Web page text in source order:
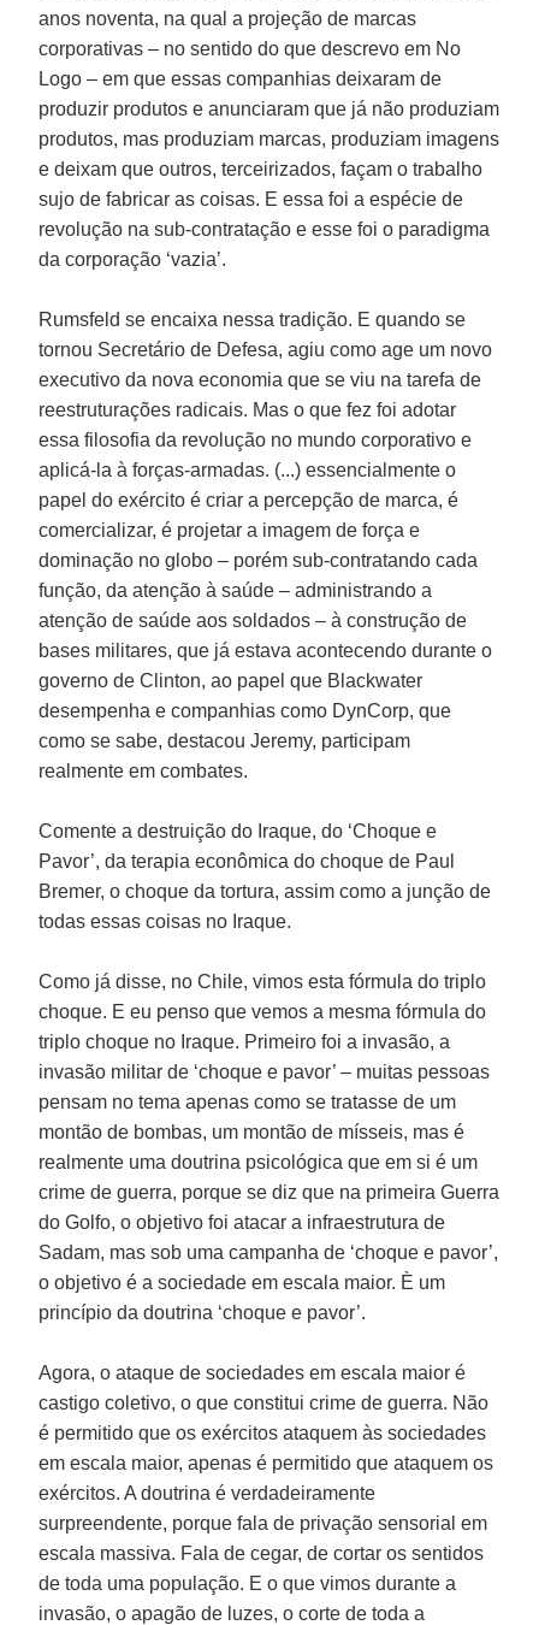
anos noventa, na qual a projeção de marcas
corporativas – no sentido do que descrevo em No
Logo – em que essas companhias deixaram de
produzir produtos e anunciaram que já não produziam
produtos, mas produziam marcas, produziam imagens
e deixam que outros, terceirizados, façam o trabalho
sujo de fabricar as coisas. E essa foi a espécie de
revolução na sub-contratação e esse foi o paradigma
da corporação ‘vazia’.
Rumsfeld se encaixa nessa tradição. E quando se
tornou Secretário de Defesa, agiu como age um novo
executivo da nova economia que se viu na tarefa de
reestruturações radicais. Mas o que fez foi adotar
essa filosofia da revolução no mundo corporativo e
aplicá-la à forças-armadas. (...) essencialmente o
papel do exército é criar a percepção de marca, é
comercializar, é projetar a imagem de força e
dominação no globo – porém sub-contratando cada
função, da atenção à saúde – administrando a
atenção de saúde aos soldados – à construção de
bases militares, que já estava acontecendo durante o
governo de Clinton, ao papel que Blackwater
desempenha e companhias como DynCorp, que
como se sabe, destacou Jeremy, participam
realmente em combates.
Comente a destruição do Iraque, do ‘Choque e
Pavor’, da terapia econômica do choque de Paul
Bremer, o choque da tortura, assim como a junção de
todas essas coisas no Iraque.
Como já disse, no Chile, vimos esta fórmula do triplo
choque. E eu penso que vemos a mesma fórmula do
triplo choque no Iraque. Primeiro foi a invasão, a
invasão militar de ‘choque e pavor’ – muitas pessoas
pensam no tema apenas como se tratasse de um
montão de bombas, um montão de mísseis, mas é
realmente uma doutrina psicológica que em si é um
crime de guerra, porque se diz que na primeira Guerra
do Golfo, o objetivo foi atacar a infraestrutura de
Sadam, mas sob uma campanha de ‘choque e pavor’,
o objetivo é a sociedade em escala maior. È um
princípio da doutrina ‘choque e pavor’.
Agora, o ataque de sociedades em escala maior é
castigo coletivo, o que constitui crime de guerra. Não
é permitido que os exércitos ataquem às sociedades
em escala maior, apenas é permitido que ataquem os
exércitos. A doutrina é verdadeiramente
surpreendente, porque fala de privação sensorial em
escala massiva. Fala de cegar, de cortar os sentidos
de toda uma população. E o que vimos durante a
invasão, o apagão de luzes, o corte de toda a